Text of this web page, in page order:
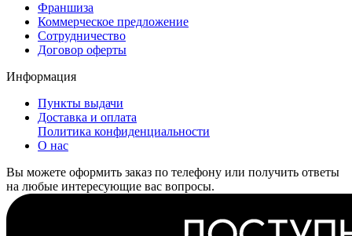
Франшиза
Коммерческое предложение
Сотрудничество
Договор оферты
Информация
Пункты выдачи
Доставка и оплата
Политика конфиденциальности
О нас
Вы можете оформить заказ по телефону или получить ответы
на любые интересующие вас вопросы.